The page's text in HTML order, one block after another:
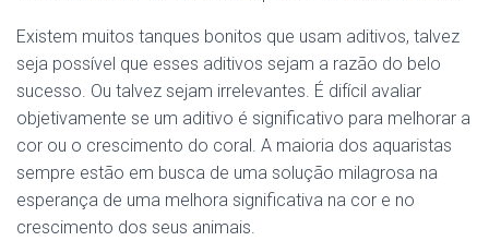
Existem muitos tanques bonitos que usam aditivos, talvez
seja possível que esses aditivos sejam a razão do belo
sucesso. Ou talvez sejam irrelevantes. É difícil avaliar
objetivamente se um aditivo é significativo para melhorar a
cor ou o crescimento do coral. A maioria dos aquaristas
sempre estão em busca de uma solução milagrosa na
esperança de uma melhora significativa na cor e no
crescimento dos seus animais.